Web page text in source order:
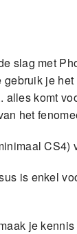
slag met
je
komt
het
CS4)
is enkel
je